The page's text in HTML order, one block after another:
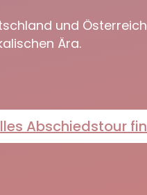
und
Ära.
Abschiedstour